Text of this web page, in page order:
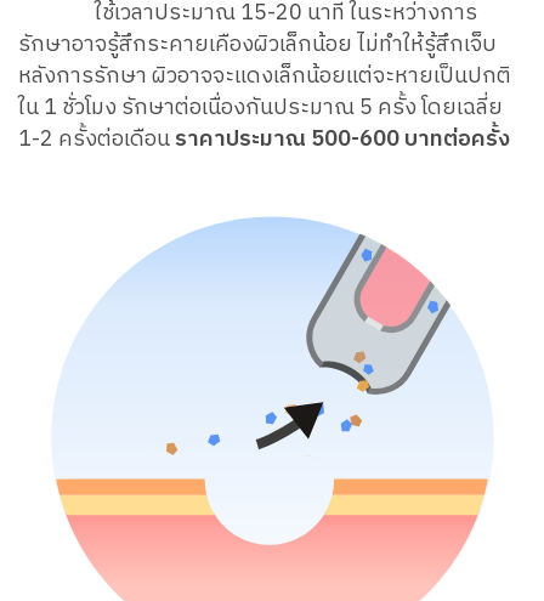
ใช้เวลาประมาณ 15-20 นาที ในระหว่างการ
รักษาอาจรู้สึกระคายเคืองผิวเล็กน้อย ไม่ทำให้รู้สึกเจ็บ
หลังการรักษา ผิวอาจจะแดงเล็กน้อยแต่จะหายเป็นปกติ
ใน 1 ชั่วโมง รักษาต่อเนื่องกันประมาณ 5 ครั้ง โดยเฉลี่ย
1-2 ครั้งต่อเดือนราคาประมาณ 500-600 บาทต่อครั้ง